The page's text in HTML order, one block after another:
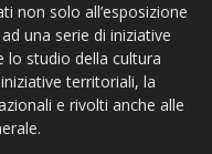
non solo all’esposizione
una serie di iniziative
lo studio della cultura
territoriali, la
e rivolti anche alle